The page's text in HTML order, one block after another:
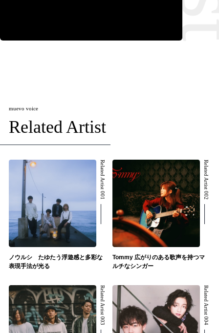
muevo voice
Related Artist
Related Artist 001
ノウルシ たゆたう浮遊感と多彩な
表現手法が光る
Related Artist 002
Tommy 広がりのある歌声を持つマ
ルチなシンガー
Related Artist 003 Related Artist 004